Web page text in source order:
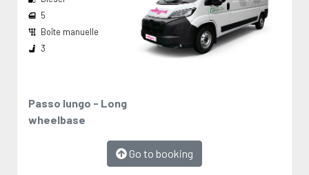
Passo lungo - Long
wheelbase
Go to booking
5
Boîte manuelle
3